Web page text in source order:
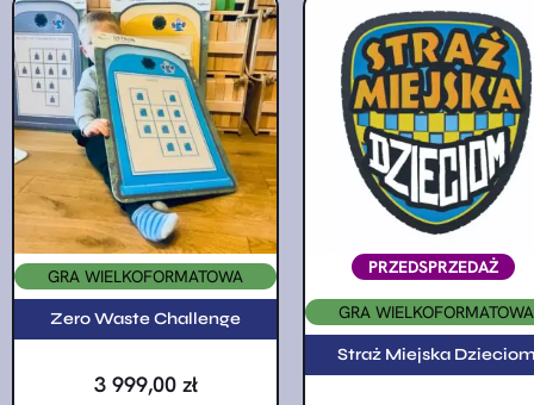
GRA WIELKOFORMATOWA
Zero Waste Challenge
3 999,00 zł
PRZEDSPRZEDAŻ
GRA WIELKOFORMATOWA
Straż Miejska